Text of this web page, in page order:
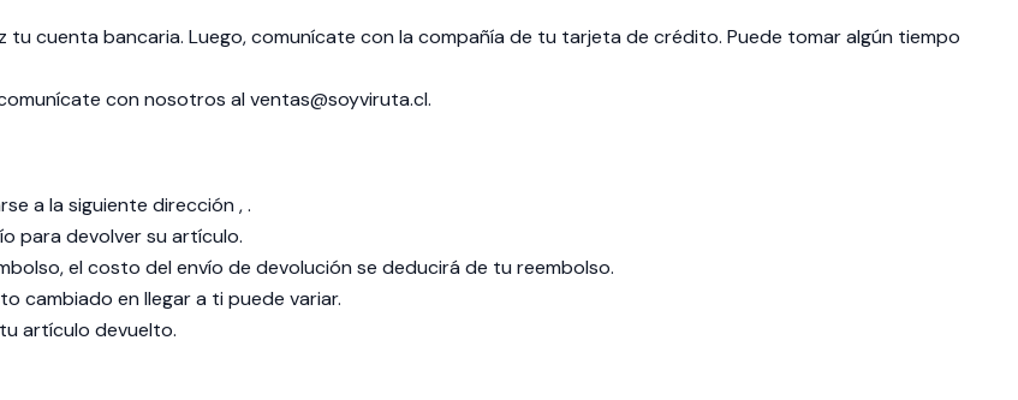
tu cuenta bancaria. Luego, comunícate con la compañía de tu tarjeta de crédito. Puede tomar algún tiempo
con nosotros al ventas@soyviruta.cl.
a la siguiente dirección , .
para devolver su artículo.
el costo del envío de devolución se deducirá de tu reembolso.
cambiado en llegar a ti puede variar.
artículo devuelto.